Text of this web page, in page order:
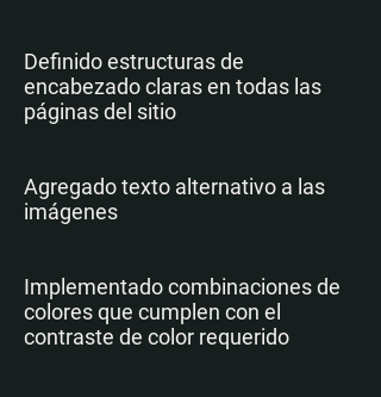
Definido estructuras de
encabezado claras en todas las
páginas del sitio
Agregado texto alternativo a las
imágenes
Implementado combinaciones de
colores que cumplen con el
contraste de color requerido